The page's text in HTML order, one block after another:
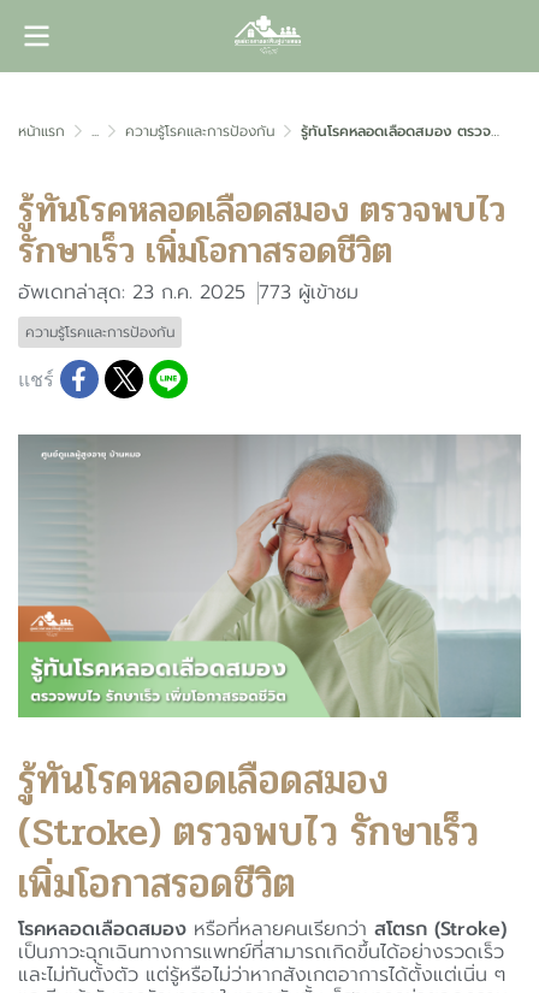
หน้าแรก ... ความรู้โรคและการป้องกัน รู้ทันโรคหลอดเลือดสมอง ตรวจพบไว รักษาเร็ว เพิ่มโอกาสรอดชีวิต
รู้ทันโรคหลอดเลือดสมอง ตรวจพบไว
รักษาเร็ว เพิ่มโอกาสรอดชีวิต
อัพเดทล่าสุด: 23 ก.ค. 2025 773 ผู้เข้าชม
ความรู้โรคและการป้องกัน
แชร์
รู้ทันโรคหลอดเลือดสมอง
(Stroke) ตรวจพบไว รักษาเร็ว
เพิ่มโอกาสรอดชีวิต
โรคหลอดเลือดสมอง หรือที่หลายคนเรียกว่า สโตรก (Stroke)
เป็นภาวะฉุกเฉินทางการแพทย์ที่สามารถเกิดขึ้นได้อย่างรวดเร็ว
และไม่ทันตั้งตัว แต่รู้หรือไม่ว่าหากสังเกตอาการได้ตั้งแต่เนิ่น ๆ